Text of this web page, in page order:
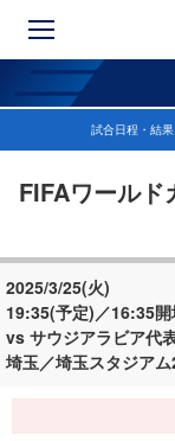
試合日程・結果
FIFAワールド
2025/3/25(火)
19:35(予定)／16:35
vs サウジアラビア代
埼玉／埼玉スタジア